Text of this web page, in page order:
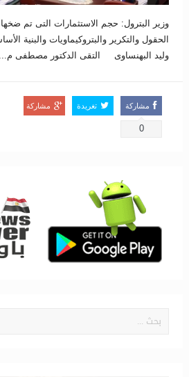
وزير البترول: حجم الاستثمارات التى تم
الحقول والتكرير والبتروكيماويات والبنية
وليد البهنساوى التقى الدكتور مصطفى م...
مشاركة
0
تغريدة مشاركة